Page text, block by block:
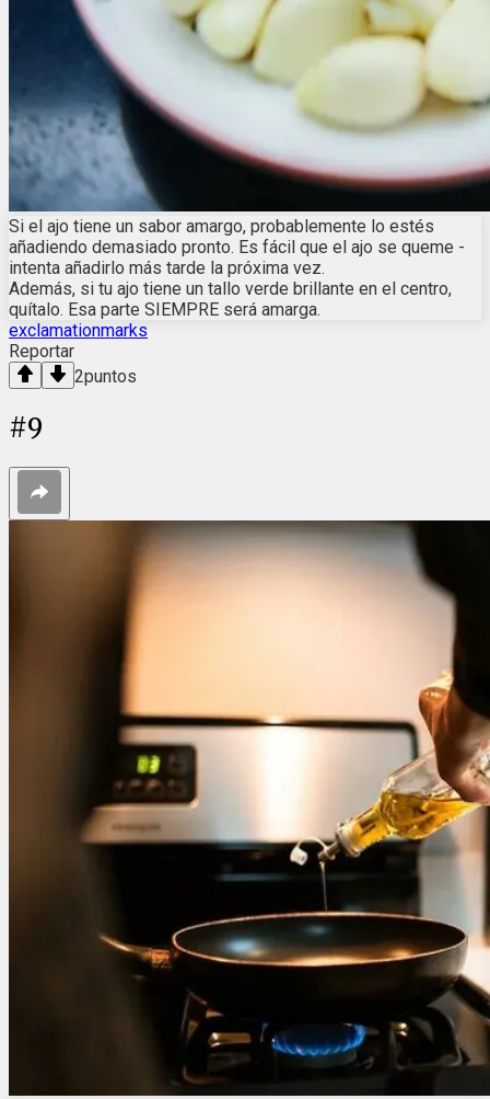
Si el ajo tiene un sabor amargo, probablemente lo estés
añadiendo demasiado pronto. Es fácil que el ajo se queme -
intenta añadirlo más tarde la próxima vez.
Además, si tu ajo tiene un tallo verde brillante en el centro,
quítalo. Esa parte SIEMPRE será amarga.
exclamationmarks
Reportar
2puntos
#9